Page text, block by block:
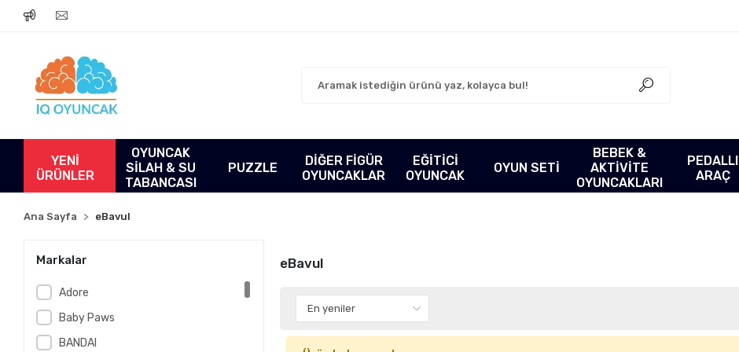
YENİ
ÜRÜNLER
OYUNCAK
SİLAH & SU
TABANCASI
PUZZLE
DİĞER FİGÜR
OYUNCAKLAR
EĞİTİCİ
OYUNCAK
OYUN SETİ
BEBEK &
AKTİVİTE
OYUNCAKLARI
PEDALLI
ARAÇ
Ana Sayfa eBavul
Markalar
Adore
Baby Paws
BANDAI
eBavul